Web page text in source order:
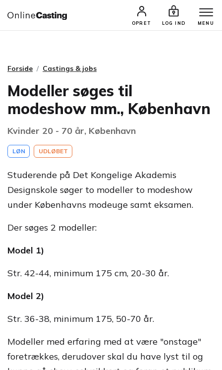
OPRET LOG IND MENU
CASTINGS & JOBS SØG PROFIL
Forside Castings & jobs
Modeller søges til
modeshow mm., København
Kvinder 20 - 70 år, København
LØN UDLØBET
Studerende på Det Kongelige Akademis
Designskole søger to modeller to modeshow
under Københavns modeuge samt eksamen.
Der søges 2 modeller:
Model 1)
Str. 42-44, minimum 175 cm, 20-30 år.
Model 2)
Str. 36-38, minimum 175, 50-70 år.
Modeller med erfaring med at være "onstage"
foretrækkes, derudover skal du have lyst til og